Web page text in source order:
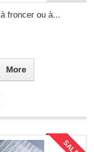
froncer ou à...
More